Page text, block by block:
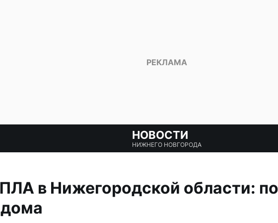
НОВОСТИ
НИЖНЕГО НОВГОРОДА
в Нижегородской области: